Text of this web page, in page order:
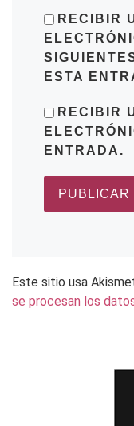
RECIBIR
ESTA
RECIBIR
ENTRADA.
Este sitio usa
se procesan los